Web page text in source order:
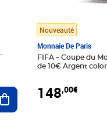
Ajouter au panier
Nouveauté
Monnaie De Paris
FIFA – Coupe du
de 10€ Argent
148,00€